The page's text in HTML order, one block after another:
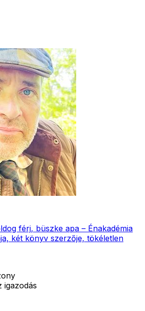
férj, büszke apa – Énakadémia
két könyv szerzője, tökéletlen
igazodás